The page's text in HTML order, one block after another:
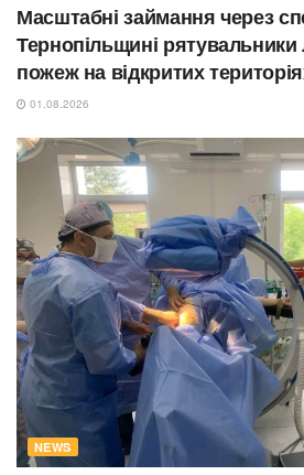
Масштабні займання через
Тернопільщині рятувальники
пожеж на відкритих
01.08.2026
NEWS